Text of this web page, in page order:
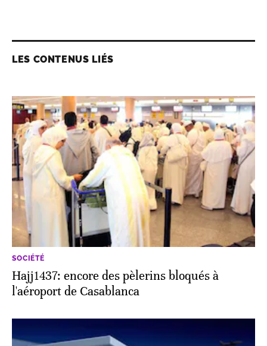
LES CONTENUS LIÉS
SOCIÉTÉ
Hajj1437: encore des pèlerins bloqués à
l'aéroport de Casablanca